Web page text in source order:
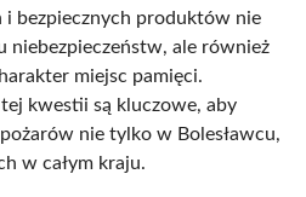
bezpiecznych produktów nie
niebezpieczeństw, ale również
miejsc pamięci.
kwestii są kluczowe, aby
nie tylko w Bolesławcu,
w całym kraju.